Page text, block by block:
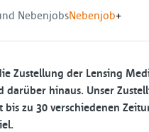
NebenjobsNebenjob+
Zustellung der Lensing
hinaus. Unser
zu 30 verschiedenen